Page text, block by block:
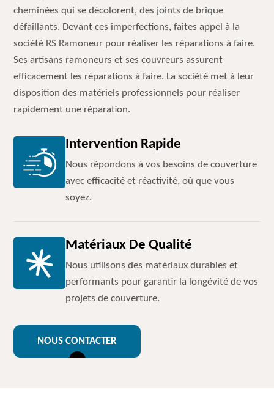
cheminées qui se décolorent, des joints de brique
défaillants. Devant ces imperfections, faites appel à la
société RS Ramoneur pour réaliser les réparations à faire.
Ses artisans ramoneurs et ses couvreurs assurent
efficacement les réparations à faire. La société met à leur
disposition des matériels professionnels pour réaliser
rapidement une réparation.
Intervention Rapide
Nous répondons à vos besoins de couverture
avec efficacité et réactivité, où que vous
soyez.
Matériaux De Qualité
Nous utilisons des matériaux durables et
performants pour garantir la longévité de vos
projets de couverture.
NOUS CONTACTER